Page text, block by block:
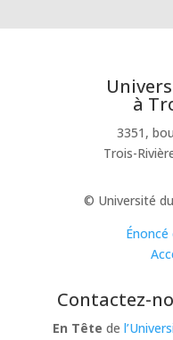
à
3351,
Trois-
© Université
Contactez-
En Tête de